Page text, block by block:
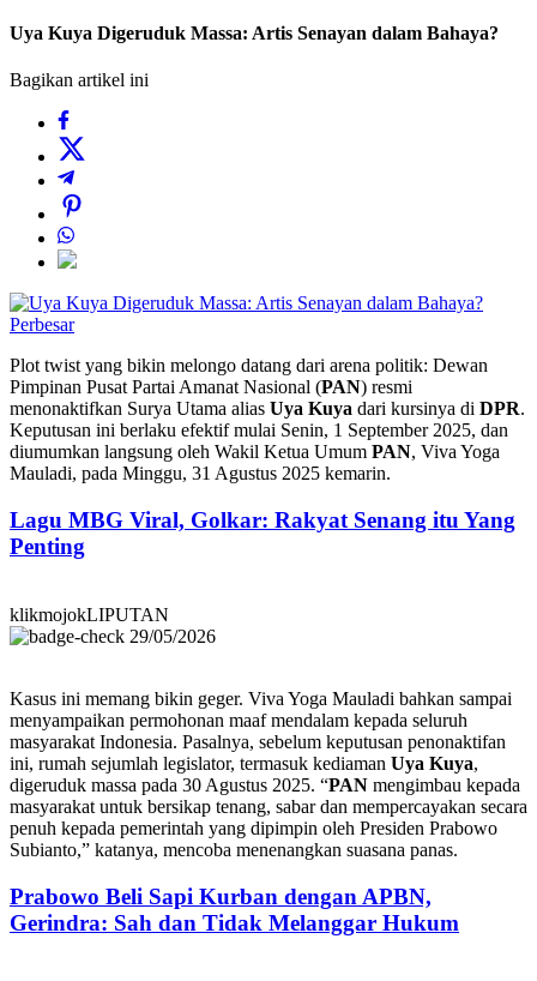
Uya Kuya Digeruduk Massa: Artis Senayan dalam Bahaya?
Bagikan artikel ini
Perbesar
Plot twist yang bikin melongo datang dari arena politik: Dewan
Pimpinan Pusat Partai Amanat Nasional (PAN) resmi
menonaktifkan Surya Utama alias Uya Kuya dari kursinya di DPR.
Keputusan ini berlaku efektif mulai Senin, 1 September 2025, dan
diumumkan langsung oleh Wakil Ketua Umum PAN, Viva Yoga
Mauladi, pada Minggu, 31 Agustus 2025 kemarin.
Lagu MBG Viral, Golkar: Rakyat Senang itu Yang
Penting
klikmojokLIPUTAN
29/05/2026
Kasus ini memang bikin geger. Viva Yoga Mauladi bahkan sampai
menyampaikan permohonan maaf mendalam kepada seluruh
masyarakat Indonesia. Pasalnya, sebelum keputusan penonaktifan
ini, rumah sejumlah legislator, termasuk kediaman Uya Kuya,
digeruduk massa pada 30 Agustus 2025. “PAN mengimbau kepada
masyarakat untuk bersikap tenang, sabar dan mempercayakan secara
penuh kepada pemerintah yang dipimpin oleh Presiden Prabowo
Subianto,” katanya, mencoba menenangkan suasana panas.
Prabowo Beli Sapi Kurban dengan APBN,
Gerindra: Sah dan Tidak Melanggar Hukum